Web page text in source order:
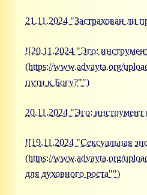
21.11.2024 "Застрахован ли
![20.11.2024 "Эго:
(https://www.advayta.org/
пути к Богу?"")
20.11.2024 "Эго: инструмент
![19.11.2024 "Сексуальная
(https://www.advayta.org/
для духовного роста"")